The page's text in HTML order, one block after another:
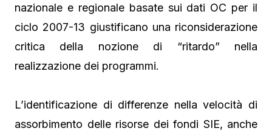
nazionale e regionale basate sui dati OC per il
ciclo 2007-13 giustificano una riconsiderazione
critica della nozione di “ritardo” nella
realizzazione dei programmi.
L’identificazione di differenze nella velocità di
assorbimento delle risorse dei fondi SIE, anche